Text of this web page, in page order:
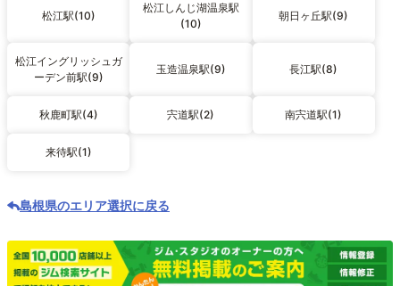
松江駅(10)
松江しんじ湖温泉駅
(10)
朝日ヶ丘駅(9)
松江イングリッシュガ
ーデン前駅(9)
玉造温泉駅(9) 長江駅(8)
秋鹿町駅(4) 宍道駅(2) 南宍道駅(1)
来待駅(1)
島根県のエリア選択に戻る